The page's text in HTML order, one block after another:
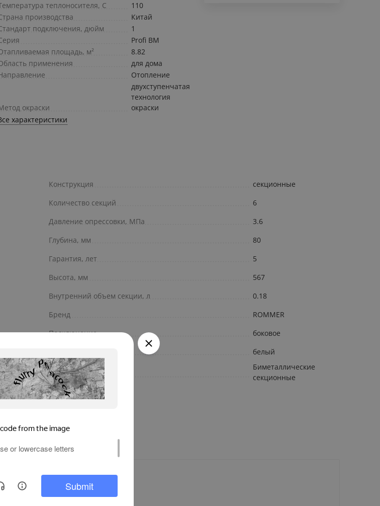
теплоносителя, С
110
производства
Китай
подключения, дюйм
1
Profi BM
площадь, м²
8.82
применения
для дома
Отопление
окраски
двухступенчатая
технология
окраски
характеристики
Конструкция
секционные
Количество секций
6
Давление опрессовки, МПа
3.6
Глубина, мм
80
Гарантия, лет
5
Высота, мм
567
Внутренний объем секции, л
0.18
Бренд
ROMMER
Подключение
боковое
белый
Подгруппа
Биметаллические
секционные